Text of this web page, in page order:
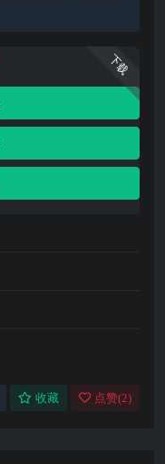
下载
收藏 点赞(2)